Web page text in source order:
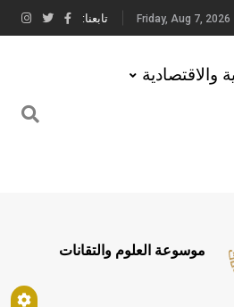
Friday, Aug 7, 2026 تابعنا:
والاقتصادية
موسوعة العلوم والتقانات